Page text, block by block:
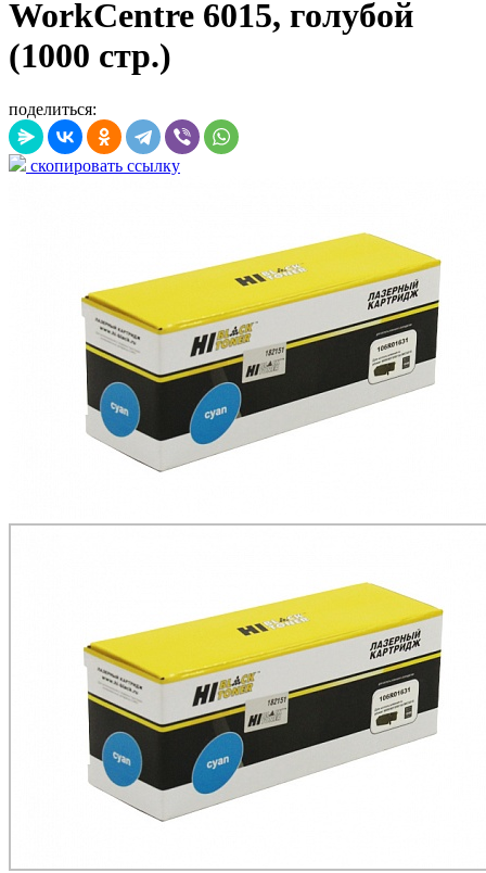
WorkCentre 6015, голубой
(1000 стр.)
поделиться:
скопировать ссылку